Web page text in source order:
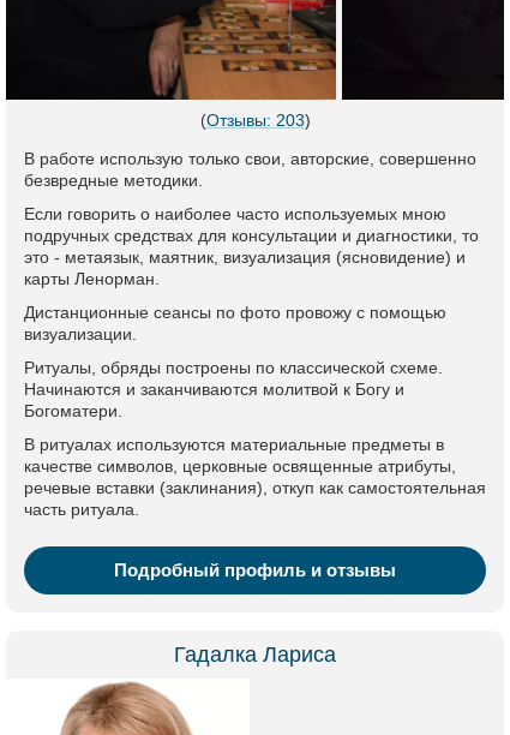
(Отзывы: 203)
В работе использую только свои, авторские, совершенно
безвредные методики.
Если говорить о наиболее часто используемых мною
подручных средствах для консультации и диагностики, то
это - метаязык, маятник, визуализация (ясновидение) и
карты Ленорман.
Дистанционные сеансы по фото провожу с помощью
визуализации.
Ритуалы, обряды построены по классической схеме.
Начинаются и заканчиваются молитвой к Богу и
Богоматери.
В ритуалах используются материальные предметы в
качестве символов, церковные освященные атрибуты,
речевые вставки (заклинания), откуп как самостоятельная
часть ритуала.
Подробный профиль и отзывы
Гадалка Лариса